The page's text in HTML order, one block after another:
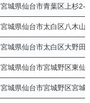
宮城県仙台市青葉区上杉
宮城県仙台市太白区八木
宮城県仙台市太白区大野
宮城県仙台市宮城野区東
宮城県仙台市宮城野区宮